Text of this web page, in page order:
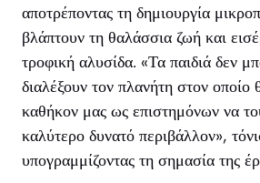
αποτρέποντας τη δημιουργία
βλάπτουν τη θαλάσσια ζωή και
τροφική αλυσίδα. «Τα παιδιά δεν
διαλέξουν τον πλανήτη στον οποίο
καθήκον μας ως επιστημόνων να
καλύτερο δυνατό περιβάλλον»,
υπογραμμίζοντας τη σημασία της